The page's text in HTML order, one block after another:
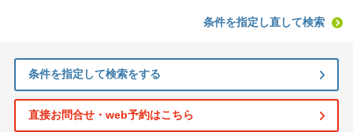
条件を指定し直して検索
条件を指定して検索をする
直接お問合せ・web予約はこちら